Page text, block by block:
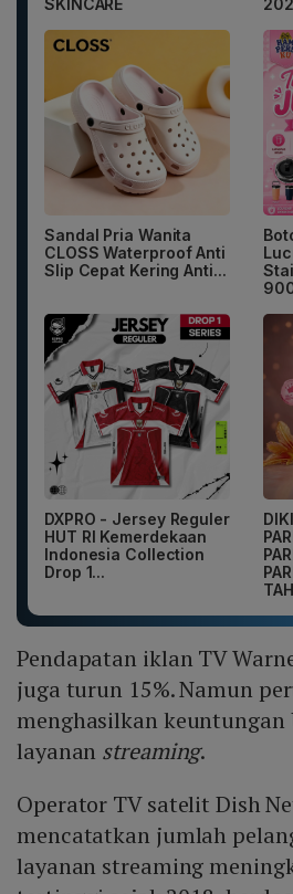
SKINCARE
Sandal Pria Wanita
CLOSS Waterproof Anti
Slip Cepat Kering Anti...
DXPRO - Jersey Reguler
HUT RI Kemerdekaan
Indonesia Collection
Drop 1...
Pendapatan iklan TV
juga turun 15%. Namun
menghasilkan keuntungan
layanan streaming.
Operator TV satelit Dish
mencatatkan jumlah
layanan streaming